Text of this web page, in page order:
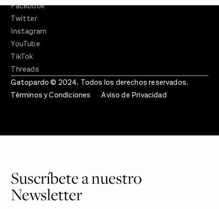
Facebook
Twitter
Instagram
YouTube
TikTok
Threads
Gatopardo © 2024. Todos los derechos reservados.
Términos y Condiciones
Aviso de Privacidad
Suscríbete a nuestro
Newsletter